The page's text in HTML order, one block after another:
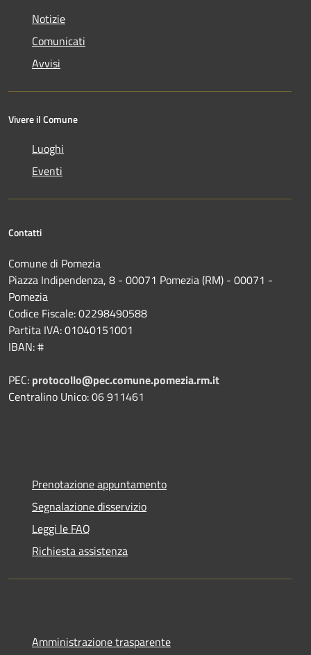
Notizie
Comunicati
Avvisi
Vivere il Comune
Luoghi
Eventi
Contatti
Comune di Pomezia
Piazza Indipendenza, 8 - 00071 Pomezia (RM) - 00071 -
Pomezia
Codice Fiscale: 02298490588
Partita IVA: 01040151001
IBAN: #
PEC: protocollo@pec.comune.pomezia.rm.it
Centralino Unico: 06 911461
Prenotazione appuntamento
Segnalazione disservizio
Leggi le FAQ
Richiesta assistenza
Amministrazione trasparente